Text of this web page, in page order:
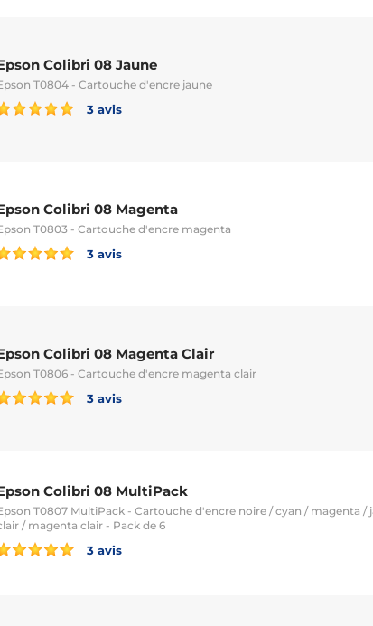
Colibri 08 Jaune
T0804 - Cartouche d'encre jaune
3 avis
Colibri 08 Magenta
T0803 - Cartouche d'encre magenta
3 avis
Colibri 08 Magenta Clair
T0806 - Cartouche d'encre magenta clair
3 avis
Colibri 08 MultiPack
T0807 MultiPack - Cartouche d'encre noire / cyan / magenta /
/ magenta clair - Pack de 6
3 avis